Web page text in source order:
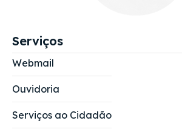
Serviços
Webmail
Ouvidoria
Serviços ao Cidadão